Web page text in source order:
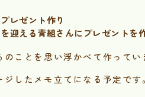
レゼント作り
迎える青組さんにプレゼントを
ことを思い浮かべて作ってい
したメモ立てになる予定です